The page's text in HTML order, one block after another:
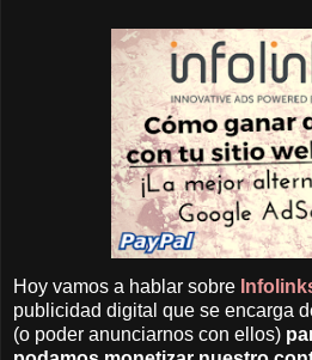
Hoy vamos a hablar sobre
publicidad digital que se encarga
(o poder anunciarnos con ellos)